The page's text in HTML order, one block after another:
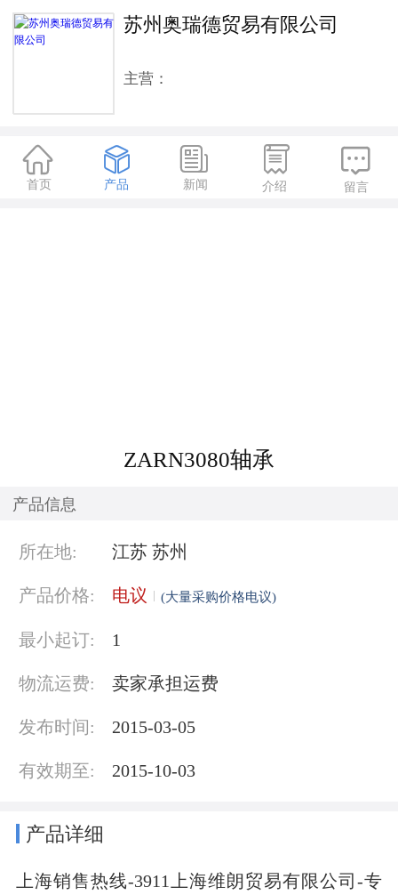
苏州奥瑞德贸易有限公司
主营：

首页

产品

新闻

介绍

留言
ZARN3080轴承
产品信息
所在地: 江苏 苏州
产品价格: 电议 (大量采购价格电议)
最小起订: 1
物流运费: 卖家承担运费
发布时间: 2015-03-05
有效期至: 2015-10-03
产品详细
上海销售热线-3911上海维朗贸易有限公司-专